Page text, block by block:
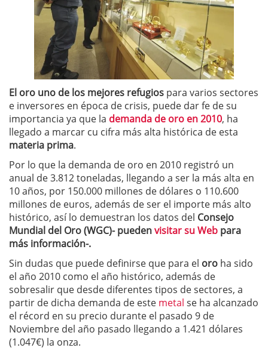
El oro uno de los mejores refugios para varios sectores
e inversores en época de crisis, puede dar fe de su
importancia ya que la demanda de oro en 2010, ha
llegado a marcar cu cifra más alta histórica de esta
materia prima.
Por lo que la demanda de oro en 2010 registró un
anual de 3.812 toneladas, llegando a ser la más alta en
10 años, por 150.000 millones de dólares o 110.600
millones de euros, además de ser el importe más alto
histórico, así lo demuestran los datos del Consejo
Mundial del Oro (WGC)- puedenvisitar su Web para
más información-.
Sin dudas que puede definirse que para el oro ha sido
el año 2010 como el año histórico, además de
sobresalir que desde diferentes tipos de sectores, a
partir de dicha demanda de este metal se ha alcanzado
el récord en su precio durante el pasado 9 de
Noviembre del año pasado llegando a 1.421 dólares
(1.047€) la onza.